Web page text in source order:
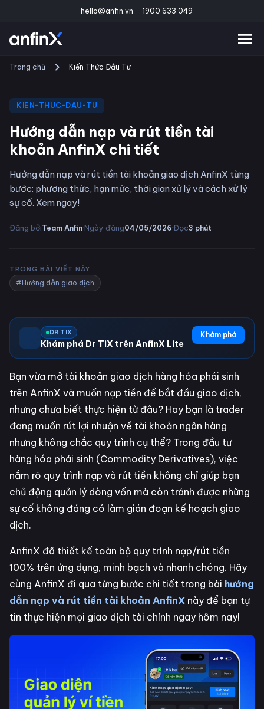
hello@anfin.vn 1900 633 049
Trang chủ Kiến Thức Đầu Tư
KIEN-THUC-DAU-TU
Hướng dẫn nạp và rút tiền tài
khoản AnfinX chi tiết
Hướng dẫn nạp và rút tiền tài khoản giao dịch AnfinX từng
bước: phương thức, hạn mức, thời gian xử lý và cách xử lý
sự cố. Xem ngay!
Đăng bởiTeam Anfin·Ngày đăng04/05/2026·Đọc3 phút
TRONG BÀI VIẾT NÀY
#Hướng dẫn giao dịch
DR TIX
Khám phá Dr TiX trên AnfinX Lite
Khám phá
Bạn vừa mở tài khoản giao dịch hàng hóa phái sinh
trên AnfinX và muốn nạp tiền để bắt đầu giao dịch,
nhưng chưa biết thực hiện từ đâu? Hay bạn là trader
đang muốn rút lợi nhuận về tài khoản ngân hàng
nhưng không chắc quy trình cụ thể? Trong đầu tư
hàng hóa phái sinh (Commodity Derivatives), việc
nắm rõ quy trình nạp và rút tiền không chỉ giúp bạn
chủ động quản lý dòng vốn mà còn tránh được những
sự cố không đáng có làm gián đoạn kế hoạch giao
dịch.
AnfinX đã thiết kế toàn bộ quy trình nạp/rút tiền
100% trên ứng dụng, minh bạch và nhanh chóng. Hãy
cùng AnfinX đi qua từng bước chi tiết trong bài hướng
dẫn nạp và rút tiền tài khoản AnfinX này để bạn tự
tin thực hiện mọi giao dịch tài chính ngay hôm nay!